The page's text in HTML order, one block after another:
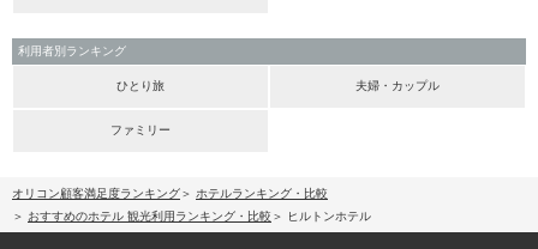
利用者別ランキング
ひとり旅 夫婦・カップル
ファミリー
オリコン顧客満足度ランキング
ホテルランキング・比較
おすすめのホテル 観光利用ランキング・比較
ヒルトンホテル